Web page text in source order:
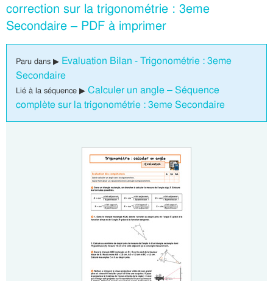
correction sur la trigonométrie : 3eme
Secondaire – PDF à imprimer
Paru dans ▶ Evaluation Bilan - Trigonométrie : 3eme
Secondaire
Lié à la séquence ▶ Calculer un angle – Séquence
complète sur la trigonométrie : 3eme Secondaire